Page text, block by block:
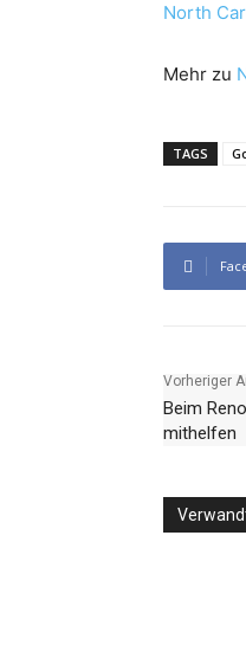
North
Mehr zu
TAGS
Vorheriger
Beim
mithelfen